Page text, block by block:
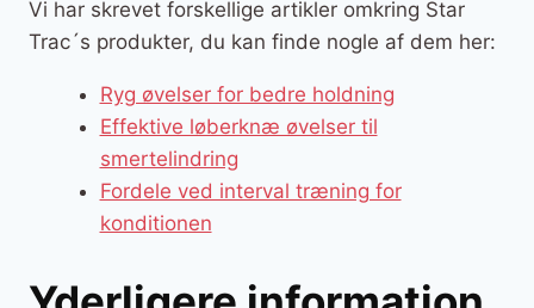
Vi har skrevet forskellige artikler omkring Star
Trac´s produkter, du kan finde nogle af dem her:
Ryg øvelser for bedre holdning
Effektive løberknæ øvelser til
smertelindring
Fordele ved interval træning for
konditionen